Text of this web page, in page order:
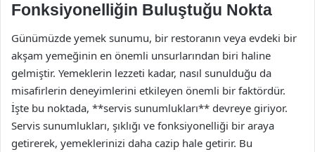
Fonksiyonelliğin Buluştuğu Nokta
Günümüzde yemek sunumu, bir restoranın veya evdeki bir
akşam yemeğinin en önemli unsurlarından biri haline
gelmiştir. Yemeklerin lezzeti kadar, nasıl sunulduğu da
misafirlerin deneyimlerini etkileyen önemli bir faktördür.
İşte bu noktada, **servis sunumlukları** devreye giriyor.
Servis sunumlukları, şıklığı ve fonksiyonelliği bir araya
getirerek, yemeklerinizi daha cazip hale getirir. Bu